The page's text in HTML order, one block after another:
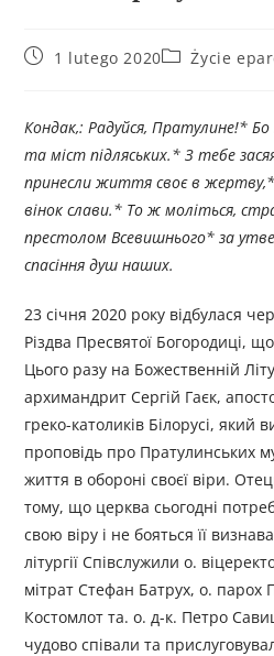
1 lutego 2020 Życie
Кондак,: Радуйся, Пратулине!*
та міст підляських.* З тебе
принесли життя своє в жертву,*
вінок слави.* То ж моліться,
престолом Всевишнього* за
спасіння душ наших.
23 січня 2020 року відбулася
Рiздва Пресвятої Богородицi,
Цього разу на Божественній
архимандрит Сергій Гаєк,
греко-католиків Білорусі, який
проповідь про Пратулинських
життя в обороні своєї віри.
тому, що церква сьогодні
свою віру і не бояться її
літургії Співслужили о.
мітрат Стефан Батрух, о. парох
Костомлот та. о. д-к. Петро
чудово співали та